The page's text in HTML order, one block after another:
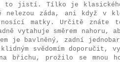
to jistí. Tílko je
nelezou záda, ani když v
matky. Určitě znáte
vytahuje směrem nahoru,
je bavlněný, zadní
svědomím doporučit,
na břichu, prožilo se mnou